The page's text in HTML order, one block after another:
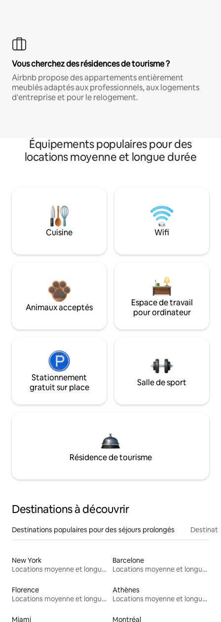
Vous cherchez des résidences de tourisme ?
Airbnb propose des appartements entièrement
meublés adaptés aux professionnels, aux logements
d'entreprise et pour le relogement.
Équipements populaires pour des
locations moyenne et longue durée
Cuisine Wifi
Animaux acceptés
Espace de travail
pour ordinateur
Stationnement
gratuit sur place
Salle de sport
Résidence de tourisme
Destinations à découvrir
Destinations populaires pour des séjours prolongés
New York
Locations moyenne et longue durée
Barcelone
Locations moyenne et longue durée
Florence
Locations moyenne et longue durée
Athènes
Locations moyenne et longue durée
Miami Montréal